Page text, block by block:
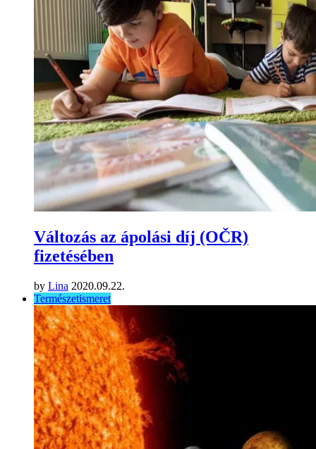
Változás az ápolási díj (OČR)
fizetésében
by Lina 2020.09.22.
Természetismeret